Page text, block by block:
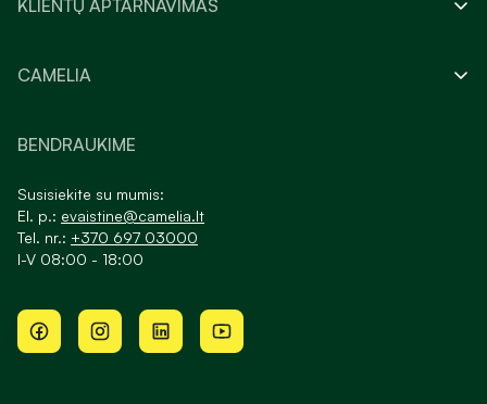
KLIENTŲ APTARNAVIMAS
CAMELIA
BENDRAUKIME
Susisiekite su mumis:
El. p.: evaistine@camelia.lt
Tel. nr.: +370 697 03000
I-V 08:00 - 18:00